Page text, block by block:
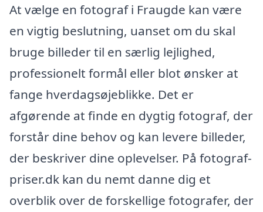
At vælge en fotograf i Fraugde kan være
en vigtig beslutning, uanset om du skal
bruge billeder til en særlig lejlighed,
professionelt formål eller blot ønsker at
fange hverdagsøjeblikke. Det er
afgørende at finde en dygtig fotograf, der
forstår dine behov og kan levere billeder,
der beskriver dine oplevelser. På fotograf-
priser.dk kan du nemt danne dig et
overblik over de forskellige fotografer, der